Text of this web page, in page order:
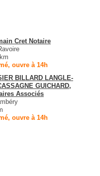
Cret Notaire
ouvre à 14h
BILLARD LANGLE-
GUICHARD,
Associés
ouvre à 14h